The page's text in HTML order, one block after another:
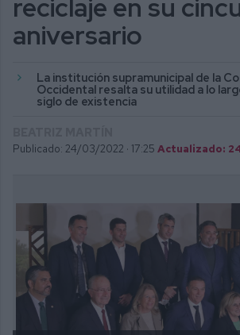
reciclaje en su
aniversario
La institución supramunicipal de la
Occidental resalta su utilidad a lo
siglo de existencia
Publicado: 24/03/2022 · 17:25 Actualizado: